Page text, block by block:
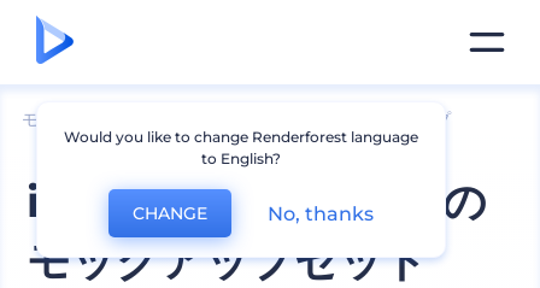
モックアップ デスクトップのモックアップ
iMacワークスペースの
モックアップセット
Would you like to change Renderforest language
to English?
CHANGE No, thanks